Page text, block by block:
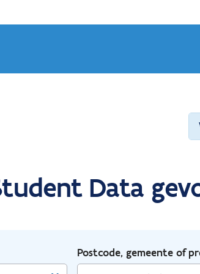
Data
Postcode, gemeente of